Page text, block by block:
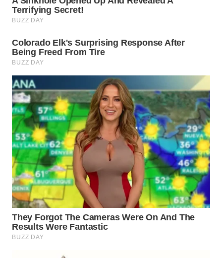
WAHANANEWS
WAHANANEWS
WAHANANEWS
NET
WAHANA
SPORT
WAHANA
UMKM
WAHANA
SELEB